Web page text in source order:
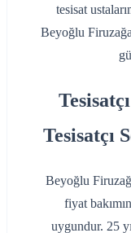
tesisat
Beyoğlu
Tesisatçı
Beyoğlu
fiyat
uygundur. 25